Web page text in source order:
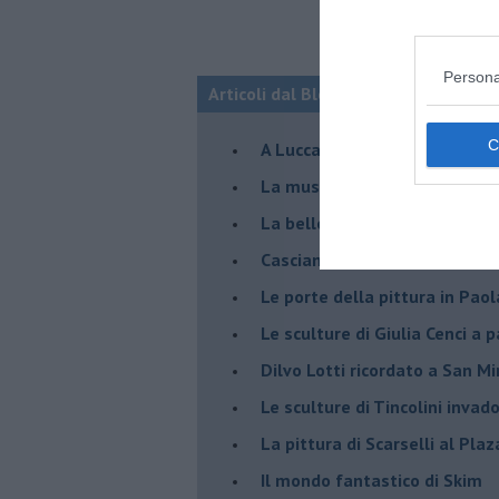
Articoli dal Blog “Incontri d'arte” di
A Lucca la mostra di
​La musica di Nicola Piovani
​La bellezza resistente di
​Casciana: Skim in volo sulle
​Le porte della pittura in
​Le sculture di Giulia Cenci a
​Dilvo Lotti ricordato a San
​Le sculture di Tincolini
La pittura di Scarselli al
​Il mondo fantastico di Skim